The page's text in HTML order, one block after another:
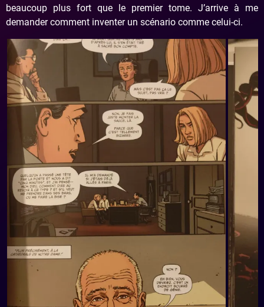
beaucoup plus fort que le premier tome. J’arrive à me
demander comment inventer un scénario comme celui-ci.